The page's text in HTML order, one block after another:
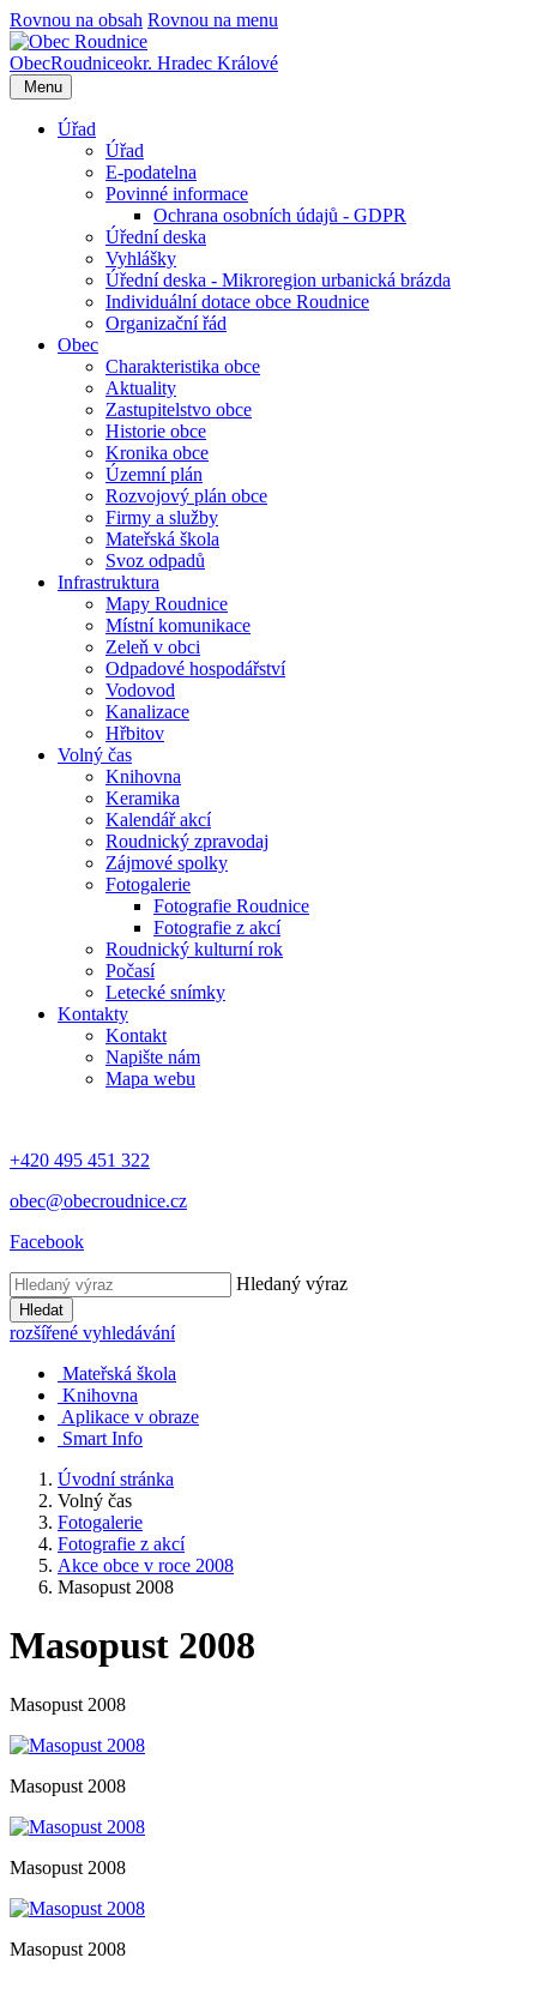
Rovnou na obsah Rovnou na menu
ObecRoudniceokr. Hradec Králové
Menu
Úřad
Úřad
E-podatelna
Povinné informace
Ochrana osobních údajů - GDPR
Úřední deska
Vyhlášky
Úřední deska - Mikroregion urbanická brázda
Individuální dotace obce Roudnice
Organizační řád
Obec
Charakteristika obce
Aktuality
Zastupitelstvo obce
Historie obce
Kronika obce
Územní plán
Rozvojový plán obce
Firmy a služby
Mateřská škola
Svoz odpadů
Infrastruktura
Mapy Roudnice
Místní komunikace
Zeleň v obci
Odpadové hospodářství
Vodovod
Kanalizace
Hřbitov
Volný čas
Knihovna
Keramika
Kalendář akcí
Roudnický zpravodaj
Zájmové spolky
Fotogalerie
Fotografie Roudnice
Fotografie z akcí
Roudnický kulturní rok
Počasí
Letecké snímky
Kontakty
Kontakt
Napište nám
Mapa webu
+420 495 451 322
obec@obecroudnice.cz
Facebook
Hledaný výraz
Hledat
rozšířené vyhledávání
Mateřská škola
Knihovna
Aplikace v obraze
Smart Info
Úvodní stránka
Volný čas
Fotogalerie
Fotografie z akcí
Akce obce v roce 2008
Masopust 2008
Masopust 2008
Masopust 2008
Masopust 2008
Masopust 2008
Masopust 2008